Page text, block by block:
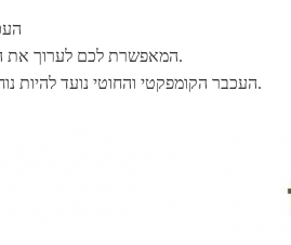
המאפשרת לכם לערוך את המסמכים ולנווט באינטרנט בצורה יעילה יותר.
העכבר הקומפקטי והחוטי נועד להיות נוח באותה מידה עבור מגוון רחב של משתמשים.